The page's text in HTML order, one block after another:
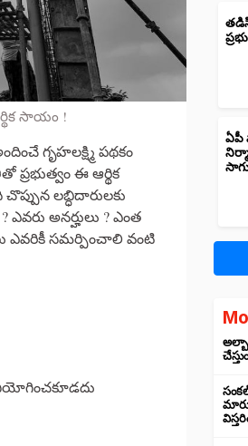
సాయం !
గృహలక్ష్మి పథకం
ఈ ఆర్థిక
లబ్ధిదారులకు
అనర్హులు ? ఎంత
ఎవరికీ సమర్పించాలి వంటి
ఏపీ